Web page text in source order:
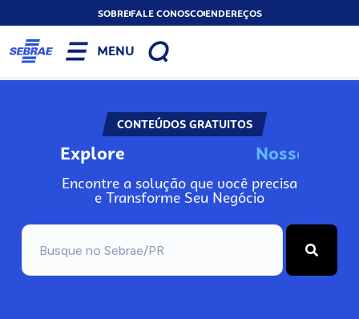
SOBREFALE CONOSCOENDEREÇOS
MENU
CONTEÚDOS GRATUITOS
Explore Noss
Encontre a solução que você precisa
e Transforme Seu Negócio